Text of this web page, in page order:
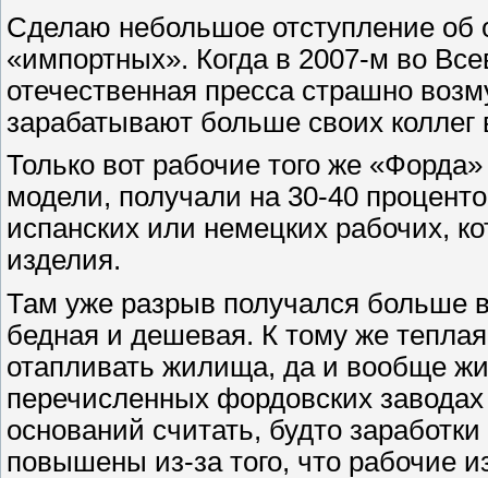
Сделаю небольшое отступление об
«импортных». Когда в 2007-м во
отечественная пресса страшно
зарабатывают больше своих
Только вот рабочие того же
модели, получали на 30-40
испанских или немецких рабочих,
изделия.
Там уже разрыв получался больше
бедная и дешевая. К тому же
отапливать жилища, да и вообще
перечисленных фордовских
оснований считать, будто
повышены из-за того, что рабочие